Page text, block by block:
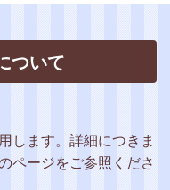
ついて
します。詳細につきま
ページをご参照くださ